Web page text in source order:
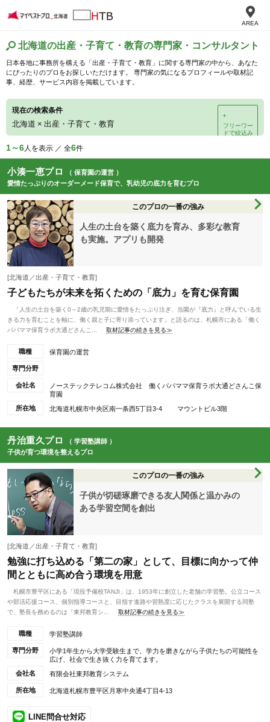
AREA
北海道の出産・子育て・教育の専門家・コンサルタント
日本各地に事務所を構える「出産・子育て・教育」に関する専門家の中から、あなた
にぴったりのプロをお探しいただけます。 専門家の気になるプロフィールや取材記
事、経歴、サービス内容を掲載しています。
現在の検索条件
北海道 × 出産・子育て・教育
＋
フリーワー
ドで絞込み
1～6人を表示 ／ 全6件
小湊一恵プロ
（ 保育園の運営 ）
愛情たっぷりのオーダーメード保育で、乳幼児の底力を育むプロ
このプロの一番の強み
人生の土台を築く底力を育み、多彩な教育
も実施。アプリも開発
[北海道／出産・子育て・教育]
子どもたちが未来を拓くための「底力」を育む保育園
「人生の土台を築く0～2歳の乳児期に愛情をたっぷり注ぎ、当園が『底力』と呼んでいる生
きる力を育むことを軸に、働く親と子に寄り添っています」と語るのは、札幌市にある「働く
パパママ保育ラボ大通どさんこ...
取材記事の続きを見る≫
職種 保育園の運営
専門分野
会社名
ノーステックテレコム株式会社 働くパパママ保育ラボ大通どさんこ保
育園
所在地
北海道札幌市中央区南一条西5丁目3-4 マウントビル3階
丹治重久プロ
（ 学習塾講師 ）
子供が育つ環境を整えるプロ
このプロの一番の強み
子供が切磋琢磨できる友人関係と温かみの
ある学習空間を創出
[北海道／出産・子育て・教育]
勉強に打ち込める「第二の家」として、目標に向かって仲
間とともに高め合う環境を用意
札幌市豊平区にある「現役予備校TANJI」は、1953年に創立した老舗の学習塾。公立コース
や部活応援コース、個別指導コースと、目指す進路や習熟度に応じたクラスを展開する同塾
で、塾長を務めるのは「東邦教育シ...
取材記事の続きを見る≫
職種 学習塾講師
専門分野
小学1年生から大学受験生まで、学力を磨きながら子供たちの可能性を
広げ、社会で生き抜く力を育てます。
会社名
有限会社東邦教育システム
所在地 北海道札幌市豊平区月寒中央通4丁目4-13
LINE問合せ対応